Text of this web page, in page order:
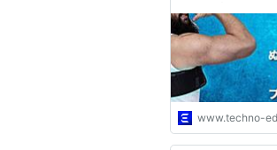
感、静音化は朗
ッジ
www.techno-